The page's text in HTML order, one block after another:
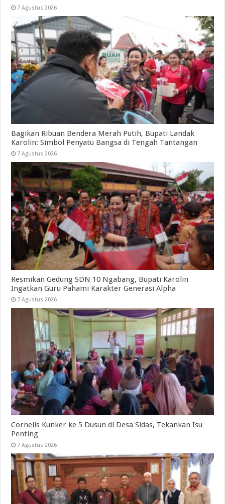
7 Agustus 2026
Bagikan Ribuan Bendera Merah Putih, Bupati Landak
Karolin: Simbol Penyatu Bangsa di Tengah Tantangan
7 Agustus 2026
Resmikan Gedung SDN 10 Ngabang, Bupati Karolin
Ingatkan Guru Pahami Karakter Generasi Alpha
7 Agustus 2026
Cornelis Kunker ke 5 Dusun di Desa Sidas, Tekankan Isu
Penting
7 Agustus 2026